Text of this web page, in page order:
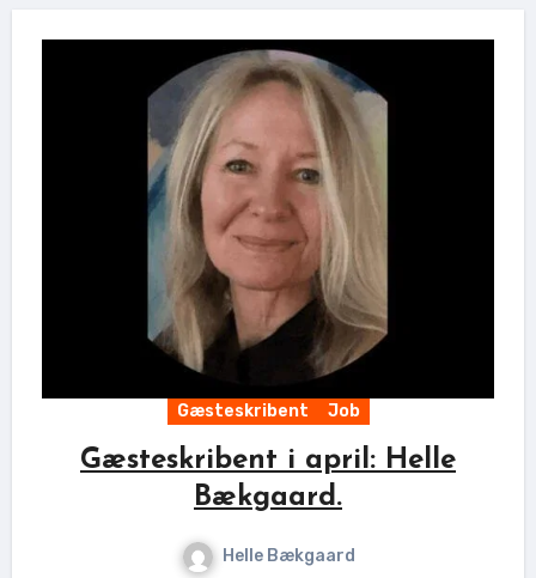
Gæsteskribent Job
Gæsteskribent i april: Helle
Bækgaard.
Helle Bækgaard